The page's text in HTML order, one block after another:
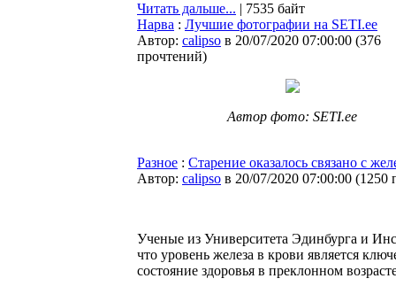
Читать дальше... | 7535 байт
Нарва : Лучшие фотографии на SETI.ee
Автор: calipso в 20/07/2020 07:00:00 (376
прочтений)
Автор фото: SETI.ee
Разное : Старение оказалось связано с
Автор: calipso в 20/07/2020 07:00:00 (1250
Ученые из Университета Эдинбурга и
что уровень железа в крови является
состояние здоровья в преклонном